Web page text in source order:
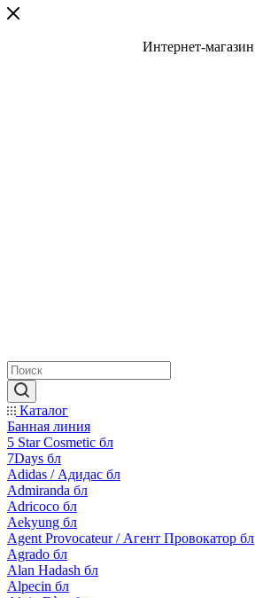
Интернет-магазин
Каталог
Банная линия
5 Star Cosmetic бл
7Days бл
Adidas / Адидас бл
Admiranda бл
Adricoco бл
Aekyung бл
Agent Provocateur / Агент Провокатор бл
Agrado бл
Alan Hadash бл
Alpecin бл